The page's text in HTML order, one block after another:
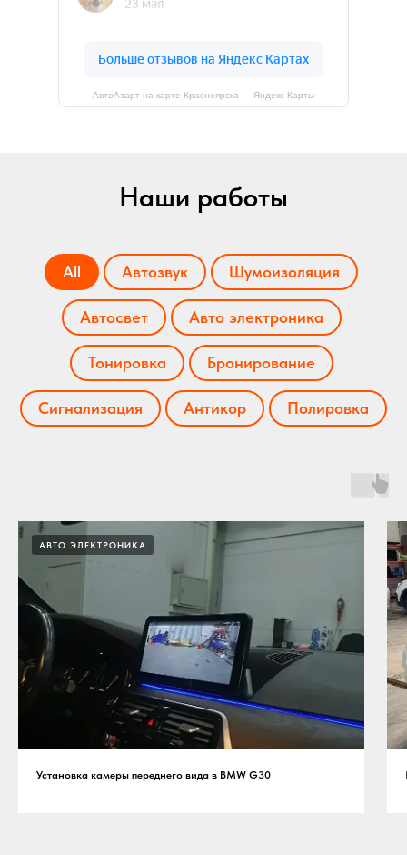
АвтоАзарт на карте Красноярска — Яндекс Карты
Наши работы
All Автозвук Шумоизоляция
Автосвет Авто электроника
Тонировка Бронирование
Сигнализация Антикор Полировка
АВТО ЭЛЕКТРОНИКА
Установка камеры переднего вида в BMW G30